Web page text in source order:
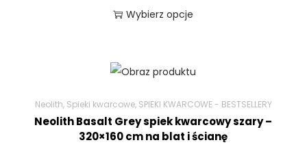
Wybierz opcje
Neolith, Spieki kwarcowe, SPIEKI KWARCOWE - BESTSELLERY
Neolith Basalt Grey spiek kwarcowy szary –
320×160 cm na blat i ścianę